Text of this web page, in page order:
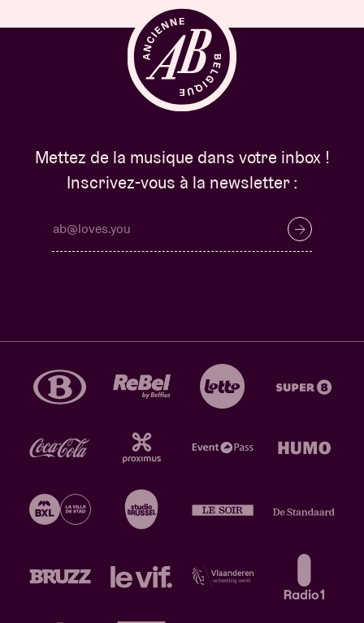
Mettez de la musique dans votre inbox !
Inscrivez-vous à la newsletter :